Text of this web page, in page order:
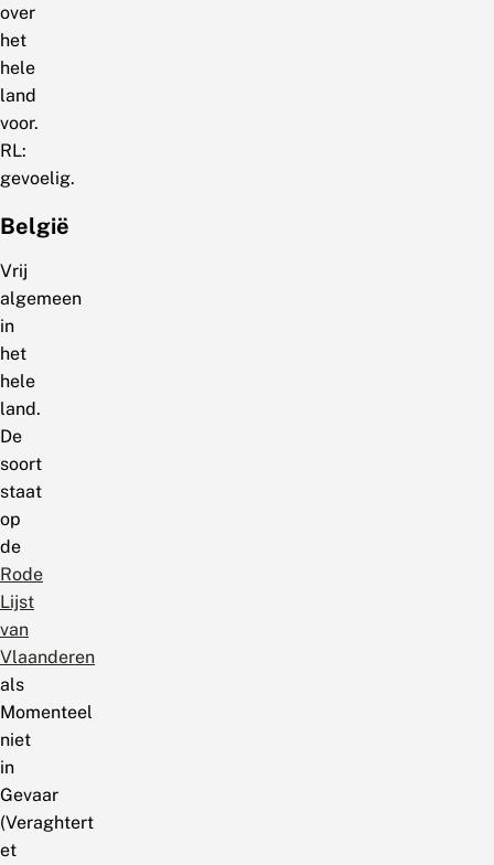
over
het
hele
land
voor.
RL:
gevoelig.
België
Vrij
algemeen
in
het
hele
land.
De
soort
staat
op
de
Rode
Lijst
van
Vlaanderen
als
Momenteel
niet
in
Gevaar
(Veraghtert
et